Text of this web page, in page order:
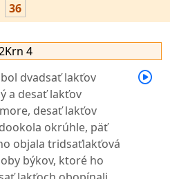
36
4
dvadsať lakťov
a desať lakťov
desať lakťov
okrúhle, päť
objala tridsaťlakťová
býkov, ktoré ho